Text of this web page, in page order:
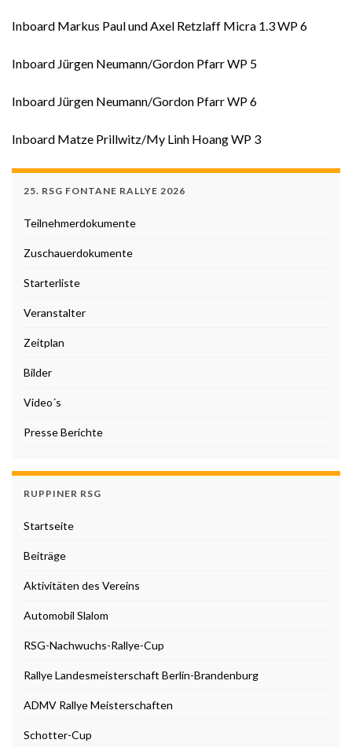
Inboard Markus Paul und Axel Retzlaff Micra 1.3 WP 6
Inboard Jürgen Neumann/Gordon Pfarr WP 5
Inboard Jürgen Neumann/Gordon Pfarr WP 6
Inboard Matze Prillwitz/My Linh Hoang WP 3
25. RSG FONTANE RALLYE 2026
Teilnehmerdokumente
Zuschauerdokumente
Starterliste
Veranstalter
Zeitplan
Bilder
Video´s
Presse Berichte
RUPPINER RSG
Startseite
Beiträge
Aktivitäten des Vereins
Automobil Slalom
RSG-Nachwuchs-Rallye-Cup
Rallye Landesmeisterschaft Berlin-Brandenburg
ADMV Rallye Meisterschaften
Schotter-Cup